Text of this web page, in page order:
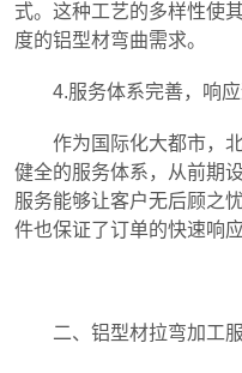
式。这种工艺的多样性使
度的铝型材弯曲需求。
4.服务体系完善，响
作为国际化大都市，
健全的服务体系，从前期
服务能够让客户无后顾之
件也保证了订单的快速响应
二、铝型材拉弯加工